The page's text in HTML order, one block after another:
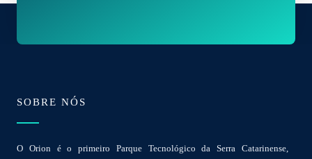
SOBRE NÓS
O Orion é o primeiro Parque Tecnológico da Serra Catarinense,